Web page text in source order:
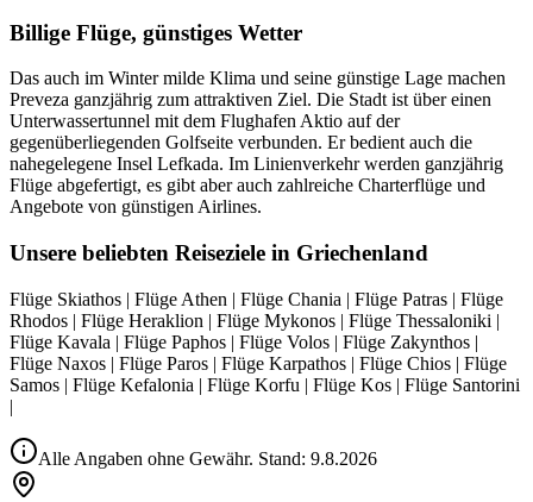
Billige Flüge, günstiges Wetter
Das auch im Winter milde Klima und seine günstige Lage machen
Preveza ganzjährig zum attraktiven Ziel. Die Stadt ist über einen
Unterwassertunnel mit dem Flughafen Aktio auf der
gegenüberliegenden Golfseite verbunden. Er bedient auch die
nahegelegene Insel Lefkada. Im Linienverkehr werden ganzjährig
Flüge abgefertigt, es gibt aber auch zahlreiche Charterflüge und
Angebote von günstigen Airlines.
Unsere beliebten Reiseziele in Griechenland
Flüge Skiathos | Flüge Athen | Flüge Chania | Flüge Patras | Flüge
Rhodos | Flüge Heraklion | Flüge Mykonos | Flüge Thessaloniki |
Flüge Kavala | Flüge Paphos | Flüge Volos | Flüge Zakynthos |
Flüge Naxos | Flüge Paros | Flüge Karpathos | Flüge Chios | Flüge
Samos | Flüge Kefalonia | Flüge Korfu | Flüge Kos | Flüge Santorini
|
Alle Angaben ohne Gewähr. Stand: 9.8.2026